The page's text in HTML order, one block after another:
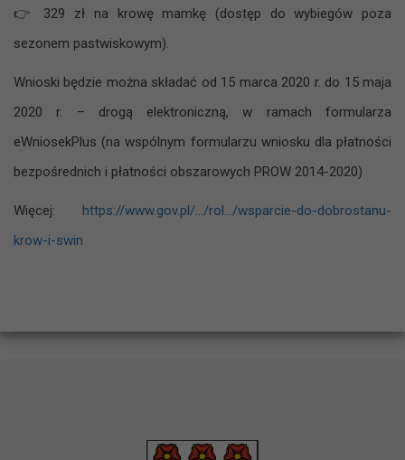
👉
329 zł na krowę mamkę (dostęp do wybiegów poza
sezonem pastwiskowym).
Wnioski będzie można składać od 15 marca 2020 r. do 15 maja
2020 r. – drogą elektroniczną, w ramach formularza
eWniosekPlus (na wspólnym formularzu wniosku dla płatności
bezpośrednich i płatności obszarowych PROW 2014-2020)
Więcej: https://www.gov.pl/…/rol…/wsparcie-do-dobrostanu-
krow-i-swin